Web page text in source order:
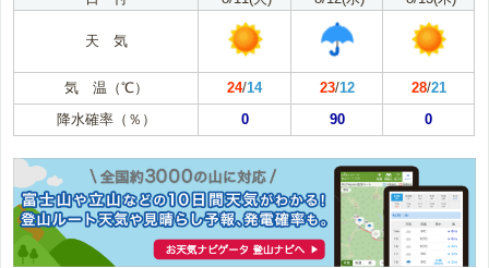
天 気
気 温（℃） 24/14 23/12 28/21
降水確率（％）
0 90 0